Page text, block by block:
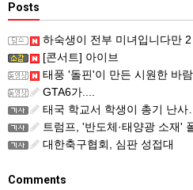
Posts
하숙생이 전부 미녀입니다만 2
[콘서트] 아이브
태풍 '돌핀'이 만든 시원한 바
GTA6가....
태국 학교서 학생이 총기 난
트럼프, '반도체·태양광 소재' 폴리실리콘
대한축구협회, 심판 성접대
Comments